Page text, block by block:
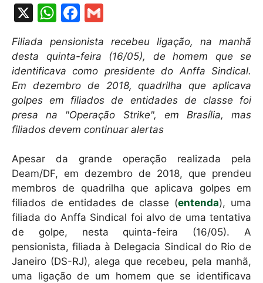
X
W
at
s
A
p
p
F
a
c
e
b
o
o
ai
l
Filiada pensionista recebeu ligação, na manhã
desta quinta-feira (16/05), de homem que se
identificava como presidente do Anffa Sindical.
Em dezembro de 2018, quadrilha que aplicava
golpes em filiados de entidades de classe foi
presa na "Operação Strike", em Brasília, mas
filiados devem continuar alertas
Apesar da grande operação realizada pela
Deam/DF, em dezembro de 2018, que prendeu
membros de quadrilha que aplicava golpes em
filiados de entidades de classe (entenda), uma
filiada do Anffa Sindical foi alvo de uma tentativa
de golpe, nesta quinta-feira (16/05). A
pensionista, filiada à Delegacia Sindical do Rio de
Janeiro (DS-RJ), alega que recebeu, pela manhã,
uma ligação de um homem que se identificava